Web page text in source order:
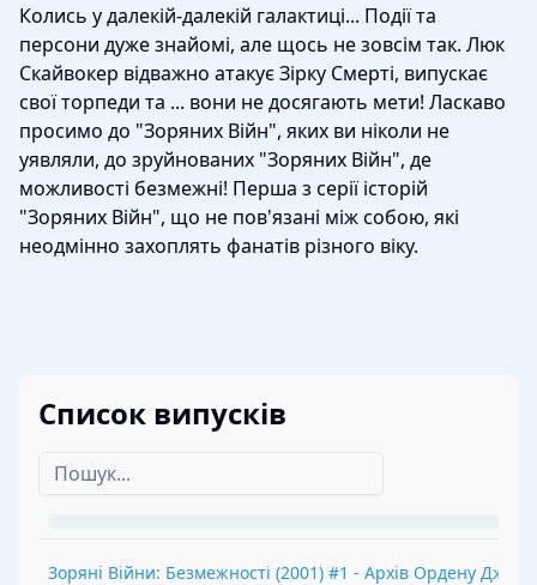
Колись у далекій-далекій галактиці... Події та
персони дуже знайомі, але щось не зовсім так. Люк
Скайвокер відважно атакує Зірку Смерті, випускає
свої торпеди та ... вони не досягають мети! Ласкаво
просимо до "Зоряних Війн", яких ви ніколи не
уявляли, до зруйнованих "Зоряних Війн", де
можливості безмежні! Перша з серії історій
"Зоряних Війн", що не пов'язані між собою, які
неодмінно захоплять фанатів різного віку.
Список випусків
Зоряні Війни: Безмежності (2001) #1 - Архів Ордену